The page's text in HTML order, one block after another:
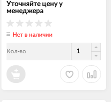
Уточняйте цену у
менеджера
Нет в наличии
Кол-во